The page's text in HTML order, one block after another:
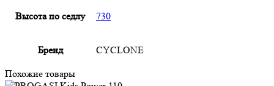
Высота по седлу 730
Бренд CYCLONE
Похожие товары